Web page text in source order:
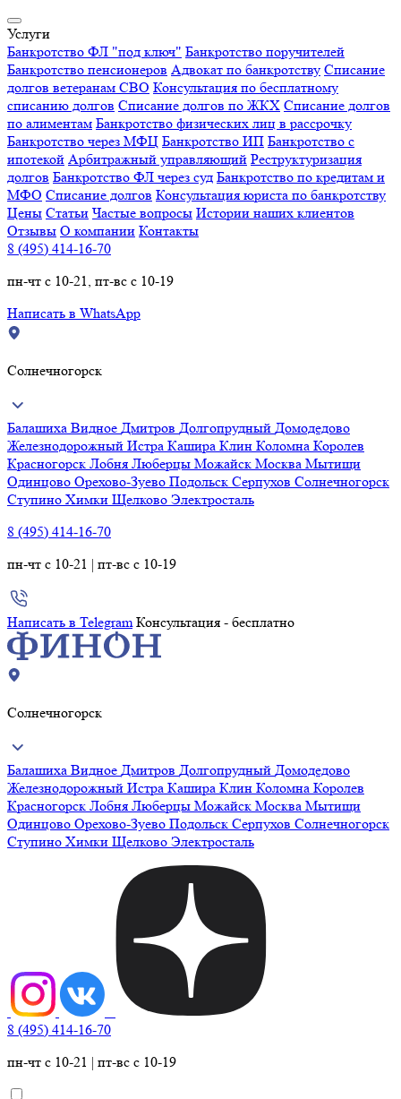
Услуги
Банкротство ФЛ "под ключ" Банкротство поручителей
Банкротство пенсионеров Адвокат по банкротству Списание
долгов ветеранам СВО Консультация по бесплатному
списанию долгов Списание долгов по ЖКХ Списание долгов
по алиментам Банкротство физических лиц в рассрочку
Банкротство через МФЦ Банкротство ИП Банкротство с
ипотекой Арбитражный управляющий Реструктуризация
долгов Банкротство ФЛ через суд Банкротство по кредитам и
МФО Списание долгов Консультация юриста по банкротству
Цены Статьи Частые вопросы Истории наших клиентов
Отзывы О компании Контакты
8 (495) 414-16-70
пн-чт с 10-21, пт-вс с 10-19
Написать в WhatsApp
Солнечногорск
Балашиха Видное Дмитров Долгопрудный Домодедово
Железнодорожный Истра Кашира Клин Коломна Королев
Красногорск Лобня Люберцы Можайск Москва Мытищи
Одинцово Орехово-Зуево Подольск Серпухов Солнечногорск
Ступино Химки Щелково Электросталь
8 (495) 414-16-70
пн-чт с 10-21 | пт-вс с 10-19
Написать в Telegram Консультация - бесплатно
Солнечногорск
Балашиха Видное Дмитров Долгопрудный Домодедово
Железнодорожный Истра Кашира Клин Коломна Королев
Красногорск Лобня Люберцы Можайск Москва Мытищи
Одинцово Орехово-Зуево Подольск Серпухов Солнечногорск
Ступино Химки Щелково Электросталь
8 (495) 414-16-70
пн-чт с 10-21 | пт-вс с 10-19